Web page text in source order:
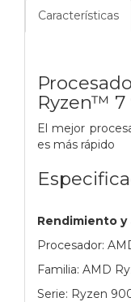
Características
Ryzen™ 7
El mejor
es más rápido
Rendimiento
Procesador:
Familia: AMD
Serie: Ryzen